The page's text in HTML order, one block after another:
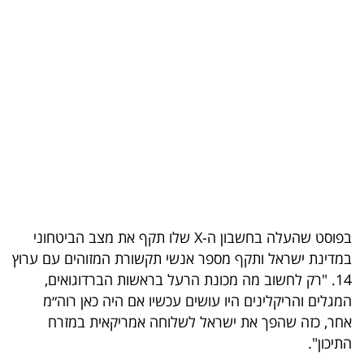
הכלכלי
פודקאסט
40
UNDER
בפוסט שהעלה בחשבון ה-X שלו תקף את מצב הביטחוני
במדינת ישראל ותקף מספר אנשי תקשורת המזוהים עם ערוץ
14. "רק לחשוב מה מכונת הרעל בראשות הברדוגואים,
המגלים והריקלינים היו עושים עכשיו אם היה כאן רוה״מ
אחר, כזה שהפך את ישראל לשלוחה אמריקאית במזרח
התיכון".